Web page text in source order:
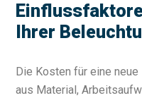
Ihrer
Die Kosten für eine
aus Material,